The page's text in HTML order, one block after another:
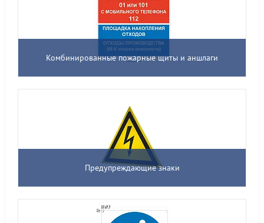
Комбинированные пожарные щиты и аншлаги
Предупреждающие знаки